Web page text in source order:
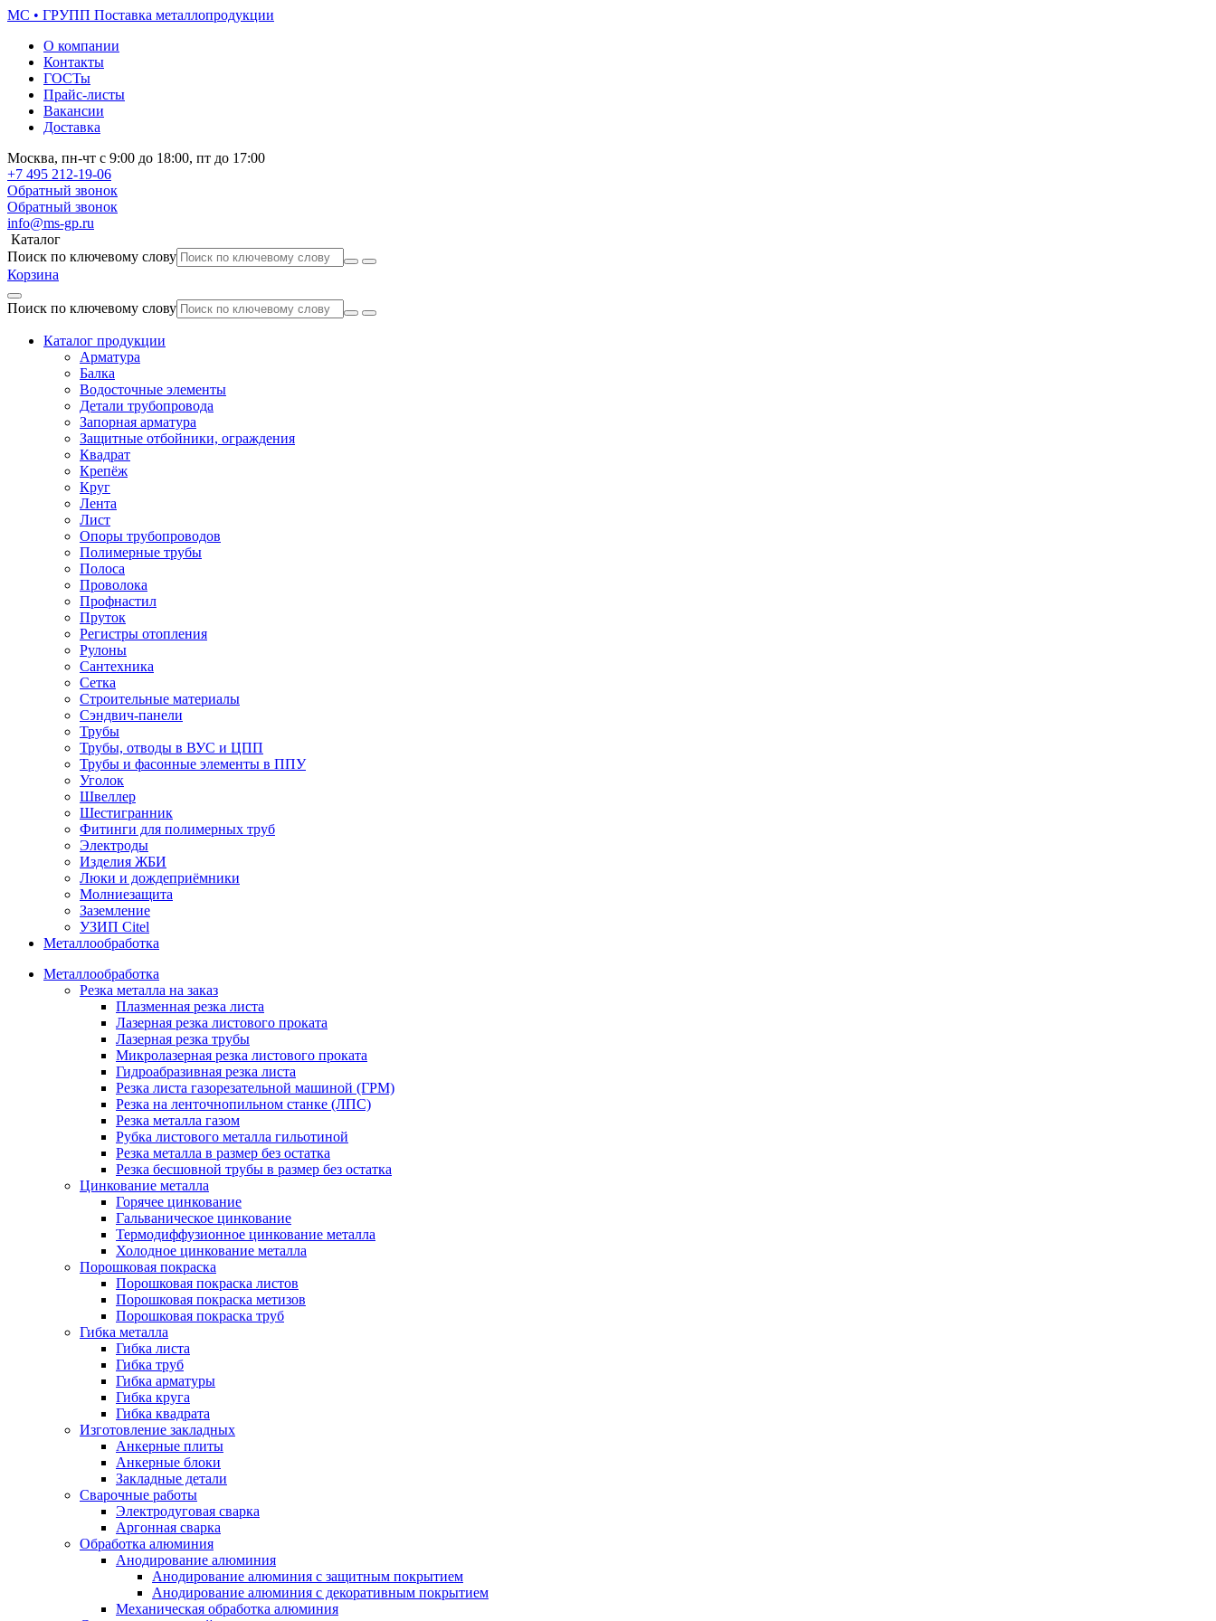
МС • ГРУПП Поставка металлопродукции
О компании
Контакты
ГОСТы
Прайс-листы
Вакансии
Доставка
Москва, пн-чт с 9:00 до 18:00, пт до 17:00
+7 495 212-19-06
Обратный звонок
Обратный звонок
info@ms-gp.ru
Каталог
Поиск по ключевому слову
Корзина
Поиск по ключевому слову
Каталог продукции
Арматура
Балка
Водосточные элементы
Детали трубопровода
Запорная арматура
Защитные отбойники, ограждения
Квадрат
Крепёж
Круг
Лента
Лист
Опоры трубопроводов
Полимерные трубы
Полоса
Проволока
Профнастил
Пруток
Регистры отопления
Рулоны
Сантехника
Сетка
Строительные материалы
Сэндвич-панели
Трубы
Трубы, отводы в ВУС и ЦПП
Трубы и фасонные элементы в ППУ
Уголок
Швеллер
Шестигранник
Фитинги для полимерных труб
Электроды
Изделия ЖБИ
Люки и дождеприёмники
Молниезащита
Заземление
УЗИП Citel
Металлообработка
Металлообработка
Резка металла на заказ
Плазменная резка листа
Лазерная резка листового проката
Лазерная резка трубы
Микролазерная резка листового проката
Гидроабразивная резка листа
Резка листа газорезательной машиной (ГРМ)
Резка на ленточнопильном станке (ЛПС)
Резка металла газом
Рубка листового металла гильотиной
Резка металла в размер без остатка
Резка бесшовной трубы в размер без остатка
Цинкование металла
Горячее цинкование
Гальваническое цинкование
Термодиффузионное цинкование металла
Холодное цинкование металла
Порошковая покраска
Порошковая покраска листов
Порошковая покраска метизов
Порошковая покраска труб
Гибка металла
Гибка листа
Гибка труб
Гибка арматуры
Гибка круга
Гибка квадрата
Изготовление закладных
Анкерные плиты
Анкерные блоки
Закладные детали
Сварочные работы
Электродуговая сварка
Аргонная сварка
Обработка алюминия
Анодирование алюминия
Анодирование алюминия с защитным покрытием
Анодирование алюминия с декоративным покрытием
Механическая обработка алюминия